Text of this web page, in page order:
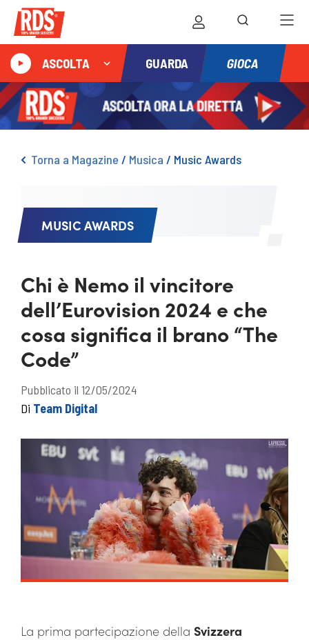
ASCOLTA GUARDA GIOCA
Torna a Magazine / Musica / Music Awards
MUSIC AWARDS
Chi è Nemo il vincitore
dell’Eurovision 2024 e che
cosa significa il brano “The
Code”
Pubblicato il 12/05/2024
Di Team Digital
La prima partecipazione della Svizzera